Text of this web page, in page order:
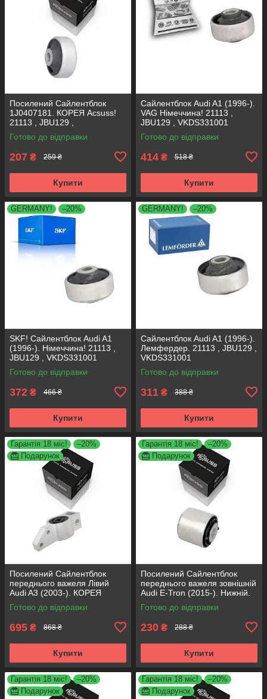
Посилений Сайлентблок
1J0407181. КОРЕЯ Acsuss!
21113 , JBU129 ,
VKDS331001
Готово до відправки
207 ₴ 259 ₴
Купити
Сайлентблок Audi A1 (1996-).
VAG Німеччина! 21113 ,
JBU129 , VKDS331001
Готово до відправки
414 ₴ 518 ₴
Купити
GERMANY! –20%
SKF! Сайлентблок Audi A1
(1996-). Німеччина! 21113 ,
JBU129 , VKDS331001
Готово до відправки
372 ₴ 466 ₴
Купити
GERMANY! –20%
Сайлентблок Audi A1 (1996-).
Лемфердер. 21113 , JBU129 ,
VKDS331001
Готово до відправки
311 ₴ 388 ₴
Купити
Гарантія 18 міс!
–20%
Подарунок
Посилений Сайлентблок
переднього важеля Лівий
Audi A3 (2003-). КОРЕЯ
Acsuss! 34762 , JBU691 ,
VKDS331004
Готово до відправки
695 ₴ 868 ₴
Купити
Гарантія 18 міс!
–20%
Подарунок
Посилений Сайлентблок
переднього важеля зовнішній
Audi E-Tron (2015-). Нижній.
КОРЕЯ Acsuss! FE175192 ,
VKDS331087
Готово до відправки
230 ₴ 288 ₴
Купити
Гарантія 18 міс!
–20%
Подарунок
Гарантія 18 міс!
–20%
Подарунок